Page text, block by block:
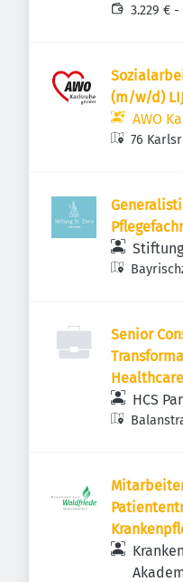
3.229 €
(m/w/
AWO
76
Senior
HCS
möglich